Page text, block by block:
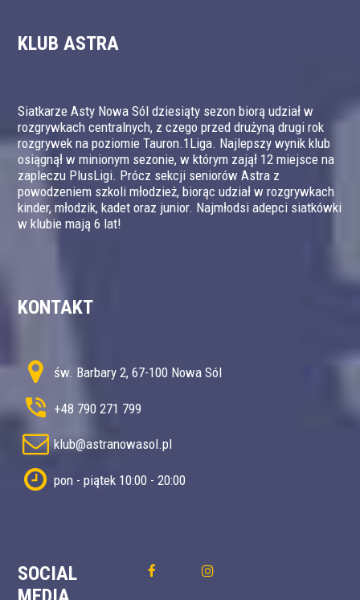
KLUB ASTRA
Siatkarze Asty Nowa Sól dziesiąty sezon biorą udział w
rozgrywkach centralnych, z czego przed drużyną drugi rok
rozgrywek na poziomie Tauron.1Liga. Najlepszy wynik klub
osiągnął w minionym sezonie, w którym zajął 12 miejsce na
zapleczu PlusLigi. Prócz sekcji seniorów Astra z
powodzeniem szkoli młodzież, biorąc udział w rozgrywkach
kinder, młodzik, kadet oraz junior. Najmłodsi adepci siatkówki
w klubie mają 6 lat!
KONTAKT
św. Barbary 2, 67-100 Nowa Sól
+48 790 271 799
klub@astranowasol.pl
pon - piątek 10:00 - 20:00
SOCIAL